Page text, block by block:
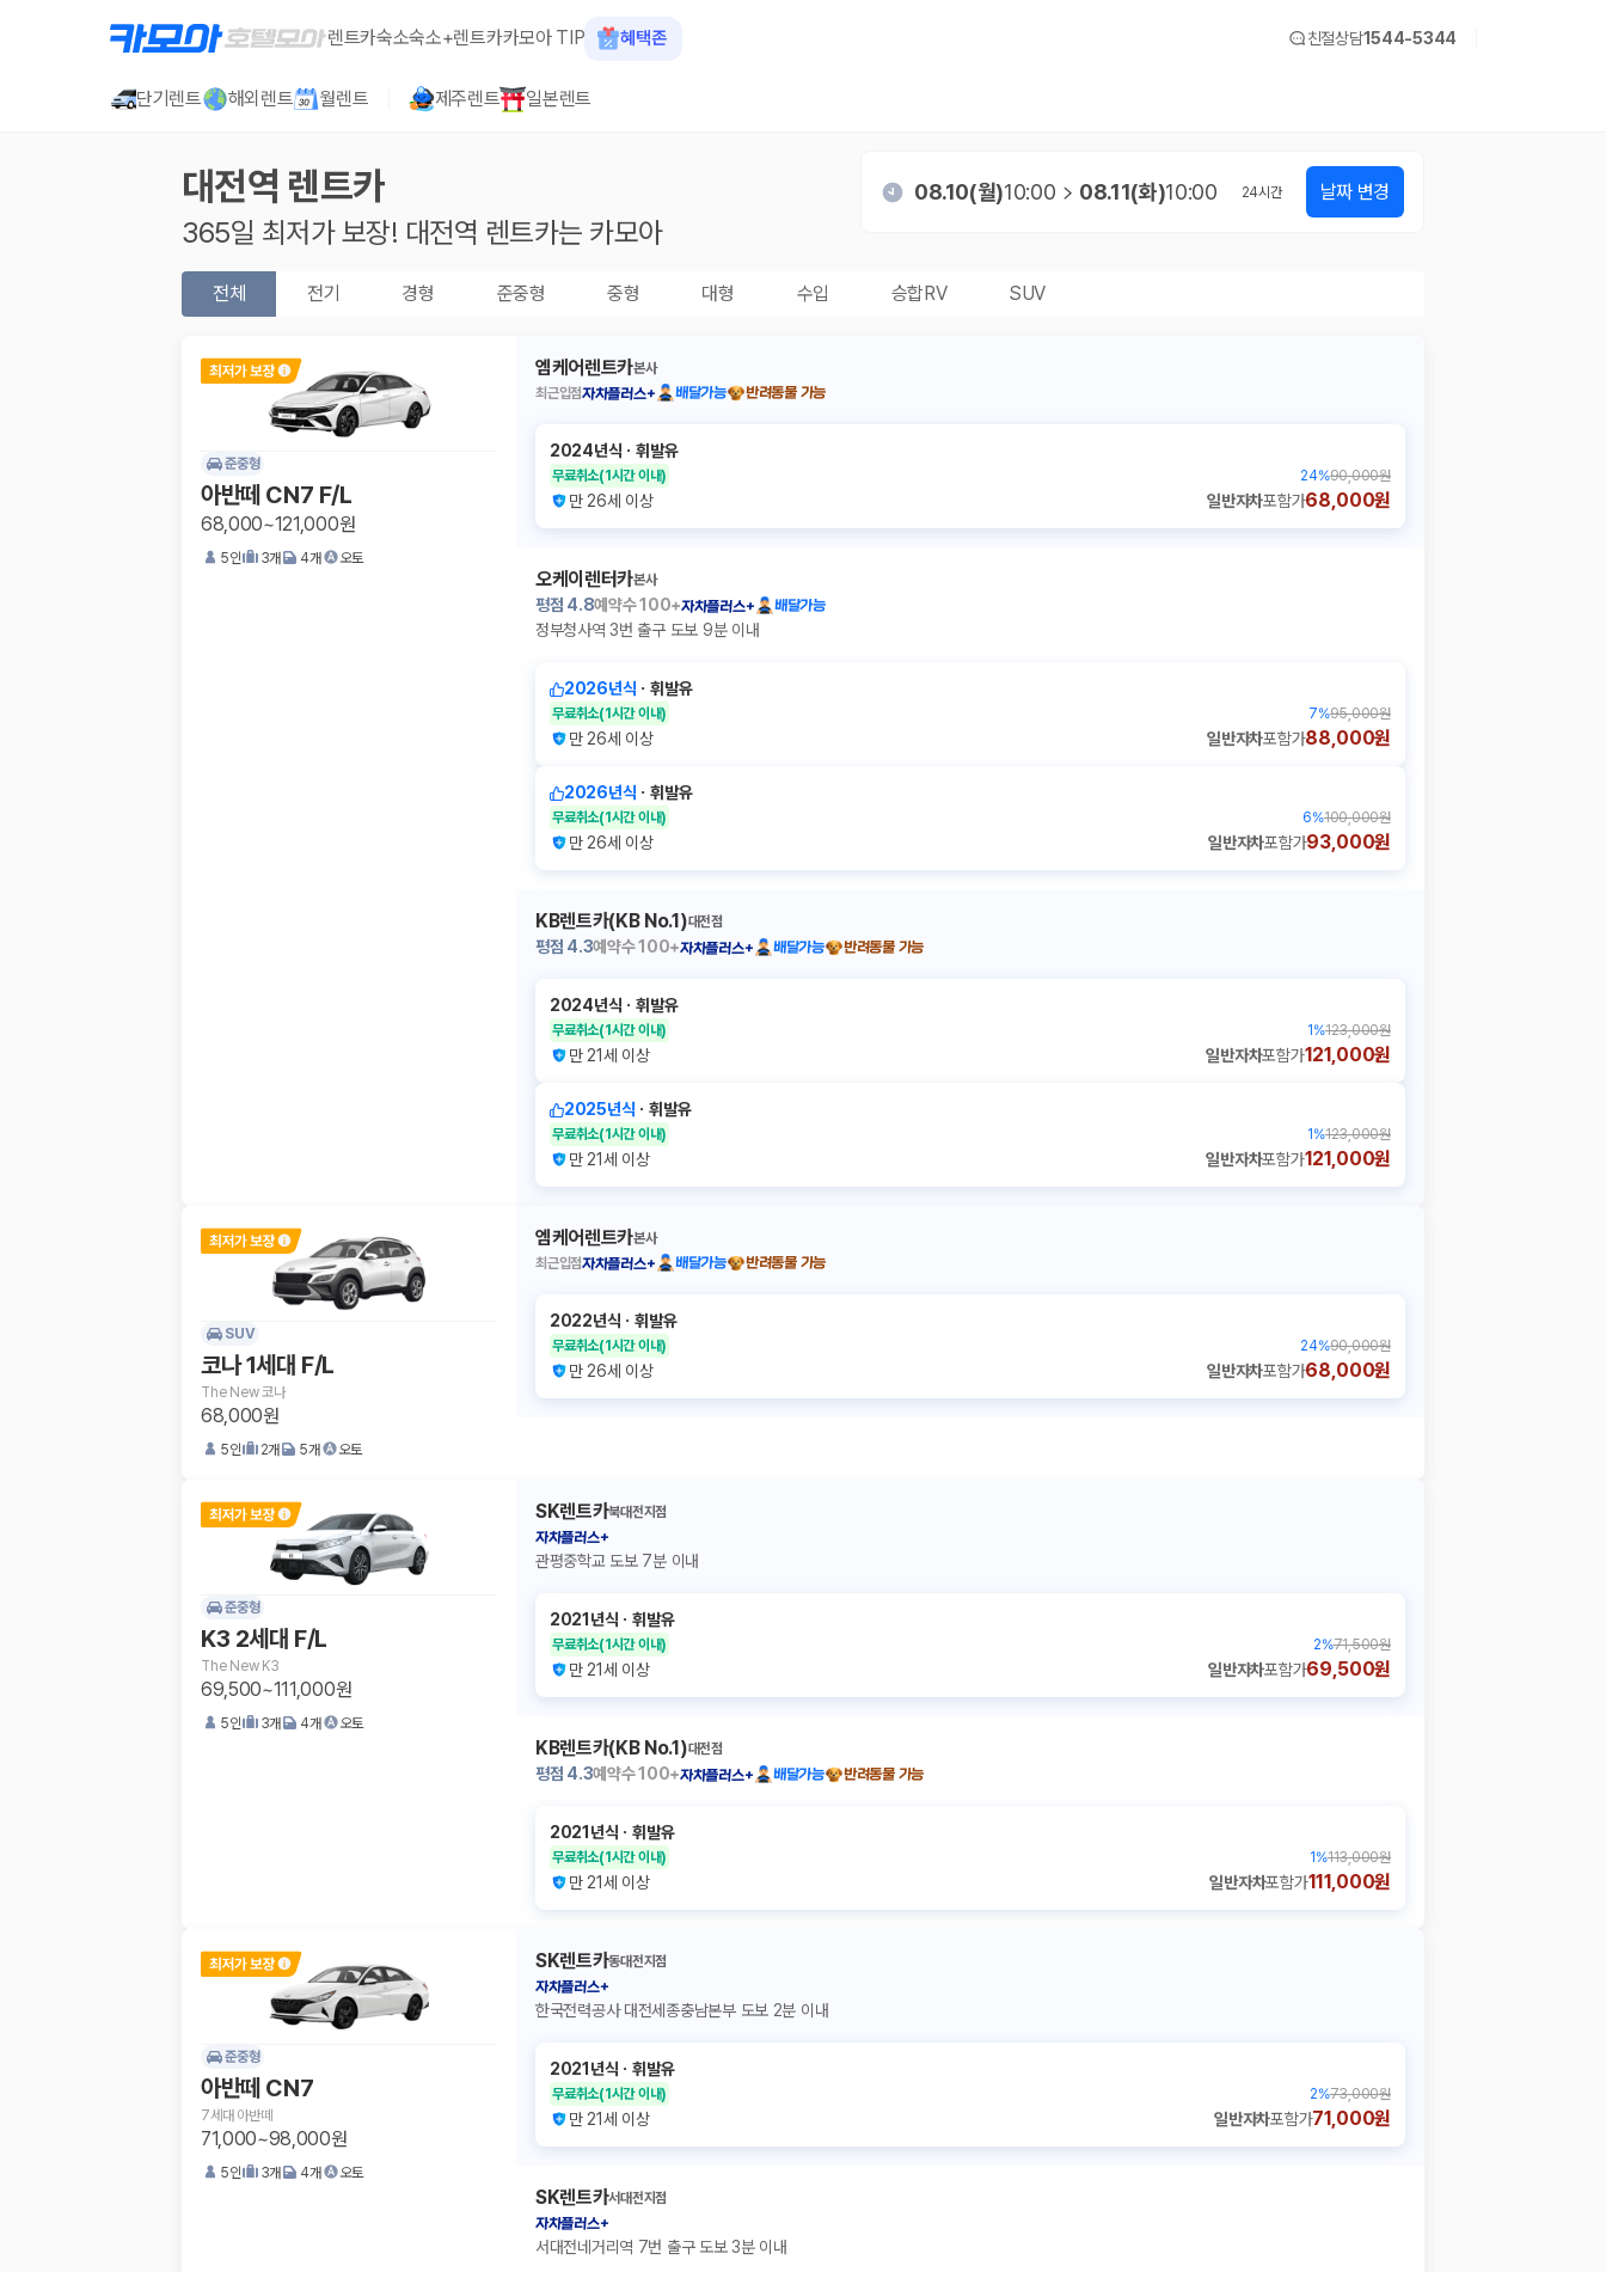
렌트카숙소숙소+렌트카카모아 TIP 혜택존 친절상담1544-5344
단기렌트 해외렌트 월렌트 제주렌트 일본렌트
대전역 렌트카
365일 최저가 보장! 대전역 렌트카는 카모아
08.10(월)10:00 08.11(화)10:00 24시간 날짜 변경
전체 전기 경형 준중형 중형 대형 수입 승합RV SUV
준중형
아반떼 CN7 F/L
68,000~121,000원
5인 3개 4개 오토
엠케어렌트카본사
최근입점자차플러스+ 배달가능 반려동물 가능
2024년식 ㆍ휘발유
무료취소(1시간 이내) 24%90,000원
만 26세 이상 일반자차포함가68,000원
오케이렌터카본사
평점 4.8예약수100+자차플러스+ 배달가능
정부청사역 3번 출구 도보 9분 이내
2026년식 ㆍ휘발유
무료취소(1시간 이내) 7%95,000원
만 26세 이상 일반자차포함가88,000원
2026년식 ㆍ휘발유
무료취소(1시간 이내) 6%100,000원
만 26세 이상 일반자차포함가93,000원
KB렌트카(KB No.1)대전점
평점 4.3예약수100+자차플러스+ 배달가능 반려동물 가능
2024년식 ㆍ휘발유
무료취소(1시간 이내) 1 %123,000원
만 21세 이상 일반자차포함가121,000원
2025년식 ㆍ휘발유
무료취소(1시간 이내) 1 %123,000원
만 21세 이상 일반자차포함가121,000원
SUV
코나 1세대 F/L
The New 코나
68,000원
5인 2개 5개 오토
엠케어렌트카본사
최근입점자차플러스+ 배달가능 반려동물 가능
2022년식 ㆍ휘발유
무료취소(1시간 이내) 24%90,000원
만 26세 이상 일반자차포함가68,000원
준중형
K3 2세대 F/L
The New K3
69,500~111,000원
5인 3개 4개 오토
SK렌트카북대전지점
자차플러스+
관평중학교 도보 7분 이내
2021년식 ㆍ휘발유
무료취소(1시간 이내) 2%71,500원
만 21세 이상 일반자차포함가69,500원
KB렌트카(KB No.1)대전점
평점 4.3예약수100+자차플러스+ 배달가능 반려동물 가능
2021년식 ㆍ휘발유
무료취소(1시간 이내) 1 %113,000원
만 21세 이상 일반자차포함가111,000원
준중형
아반떼 CN7
7세대 아반떼
71,000~98,000원
5인 3개 4개 오토
SK렌트카동대전지점
자차플러스+
한국전력공사 대전세종충남본부 도보 2분 이내
2021년식 ㆍ휘발유
무료취소(1시간 이내) 2%73,000원
만 21세 이상 일반자차포함가71,000원
SK렌트카서대전지점
자차플러스+
서대전네거리역 7번 출구 도보 3분 이내